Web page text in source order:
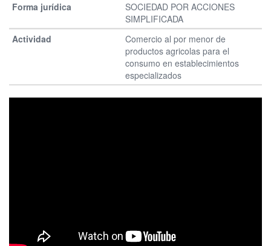
SOCIEDAD POR ACCIONES
SIMPLIFICADA
Comercio al por menor de
productos agricolas para el
consumo en establecimientos
especializados